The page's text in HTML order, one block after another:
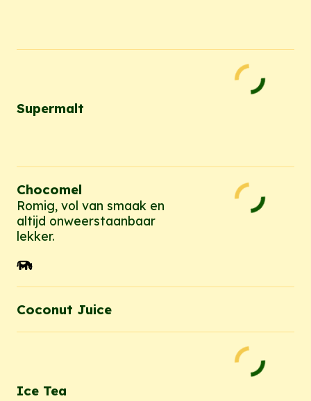
Supermalt
Chocomel
Romig, vol van smaak en
altijd onweerstaanbaar
lekker.
Coconut Juice
Ice Tea